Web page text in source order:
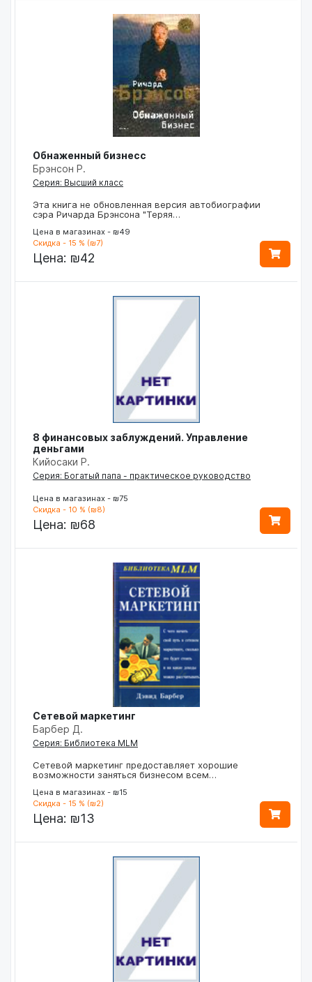
Обнаженный бизнесс
Брэнсон Р.
Серия: Высший класс
Эта книга не обновленная версия автобиографии
сэра Ричарда Брэнсона "Теряя…
Цена в магазинах - ₪49
Скидка - 15 % (₪7)
Цена: ₪42
8 финансовых заблуждений. Управление
деньгами
Кийосаки Р.
Серия: Богатый папа - практическое руководство
Цена в магазинах - ₪75
Скидка - 10 % (₪8)
Цена: ₪68
Сетевой маркетинг
Барбер Д.
Серия: Библиотека MLM
Сетевой маркетинг предоставляет хорошие
возможности заняться бизнесом всем…
Цена в магазинах - ₪15
Скидка - 15 % (₪2)
Цена: ₪13